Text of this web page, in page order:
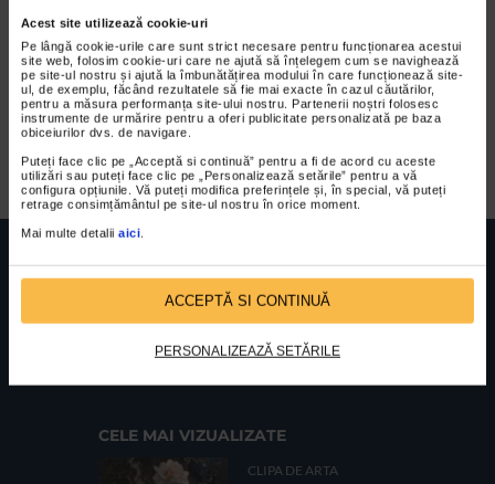
Acest site utilizează cookie-uri
Pe lângă cookie-urile care sunt strict necesare pentru funcționarea acestui
site web, folosim cookie-uri care ne ajută să înțelegem cum se navighează
pe site-ul nostru și ajută la îmbunătățirea modului în care funcționează site-
ul, de exemplu, făcând rezultatele să fie mai exacte în cazul căutărilor,
pentru a măsura performanța site-ului nostru. Partenerii noștri folosesc
instrumente de urmărire pentru a oferi publicitate personalizată pe baza
obiceiurilor dvs. de navigare.
Puteți face clic pe „Acceptă si continuă” pentru a fi de acord cu aceste
utilizări sau puteți face clic pe „Personalizează setările” pentru a vă
configura opțiunile. Vă puteți modifica preferințele și, în special, vă puteți
retrage consimțământul pe site-ul nostru în orice moment.
Mai multe detalii aici
ACCEPTĂ SI CONTINUĂ
PERSONALIZEAZĂ SETĂRILE
Anca Boeriu – Atelier de vise
Cod fiscal: 9164384Sediu social: Str. Delfinului, Nr. 6, parter Bl. 42,
CELE MAI VIZUALIZATE
CLIPA DE ARTA